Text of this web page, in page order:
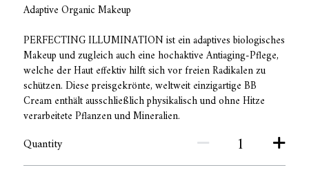
Adaptive Organic Makeup
PERFECTING ILLUMINATION ist ein adaptives biologisches
Makeup und zugleich auch eine hochaktive Antiaging-Pflege,
welche der Haut effektiv hilft sich vor freien Radikalen zu
schützen. Diese preisgekrönte, weltweit einzigartige BB
Cream enthält ausschließlich physikalisch und ohne Hitze
verarbeitete Pflanzen und Mineralien.
Quantity